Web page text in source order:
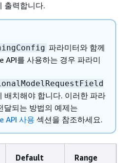
출력합니다.
파라미터와 함께
API를 사용하는 경우 파라미
배치해야 합니다. 이러한 파라
달되는 방법의 예제는
API 사용 섹션을 참조하세요.
Default
Range